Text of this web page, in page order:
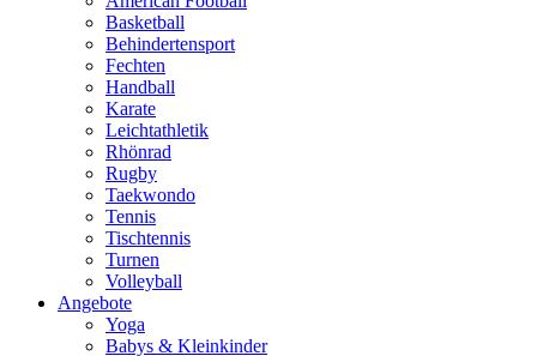
Basketball
Behindertensport
Fechten
Handball
Karate
Leichtathletik
Rhönrad
Rugby
Taekwondo
Tennis
Tischtennis
Turnen
Volleyball
Angebote
Yoga
Babys & Kleinkinder